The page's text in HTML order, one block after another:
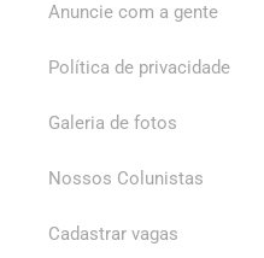
Anuncie com a gente
Política de privacidade
Galeria de fotos
Nossos Colunistas
Cadastrar vagas